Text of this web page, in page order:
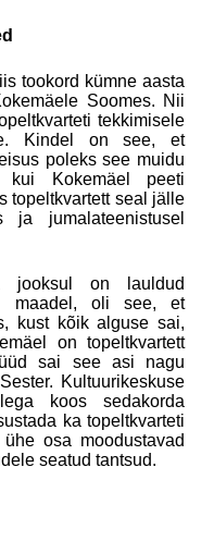
tookord kümne aasta
Soomes. Nii
tekkimisele
Kindel on see, et
poleks see muidu
kui Kokemäel peeti
topeltkvartett seal jälle
ja jumalateenistusel
jooksul on lauldud
maadel, oli see, et
kust kõik alguse sai,
on topeltkvartett
sai see asi nagu
Kultuurikeskuse
koos sedakorda
ka topeltkvarteti
osa moodustavad
seatud tantsud.